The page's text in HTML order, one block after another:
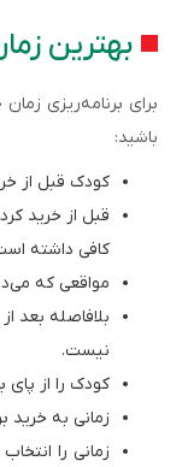
بهترین
برای برنامه‌ریزی
باشید:
کودک قبل از
قبل از خرید
کافی داشته
مواقعی که
بلافاصله بعد
نیست.
کودک را از پای
زمانی به خرید
زمانی را